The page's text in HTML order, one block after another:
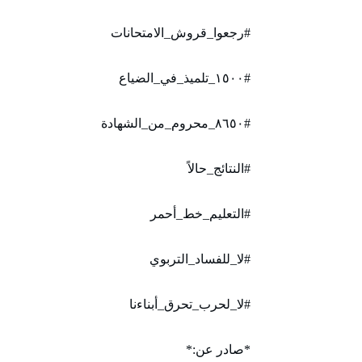
#رجعوا_قروش_الامتحانات
#١٥٠٠_تلميذ_في_الضياع
#٨٦٥٠_محروم_من_الشهادة
#النتائج_حالاً
#التعليم_خط_أحمر
#لا_للفساد_التربوي
#لا_لحرب_تحرق_أبناءنا
*صادر عن:*